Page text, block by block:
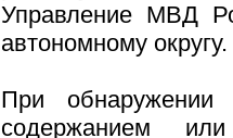
Управление МВД
автономному округу.
При
содержанием